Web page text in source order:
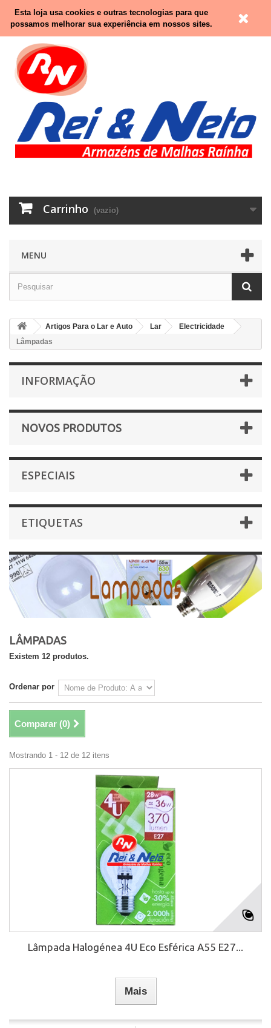
Contacte-nos
Carrinho (vazio)
MENU
Artigos Para o Lar e Auto Lar
Electricidade
Lâmpadas
INFORMAÇÃO
NOVOS PRODUTOS
ESPECIAIS
ETIQUETAS
LÂMPADAS
Existem 12 produtos.
Ordenar por
Comparar (0)
Mostrando 1 - 12 de 12 itens
Lâmpada Halogénea 4U Eco Esférica A55 E27...
Mais
Esta loja usa cookies e outras tecnologias para que
possamos melhorar sua experiência em nossos sites.